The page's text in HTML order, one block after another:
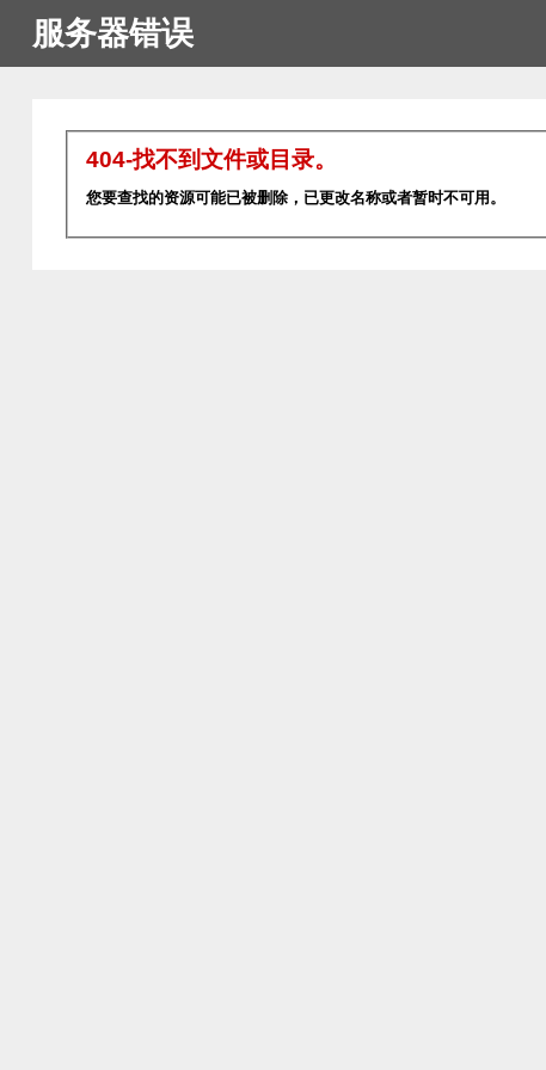
服务器错误
404-找不到文件或目录。
您要查找的资源可能已被删除，已更改名称或者暂时不可用。